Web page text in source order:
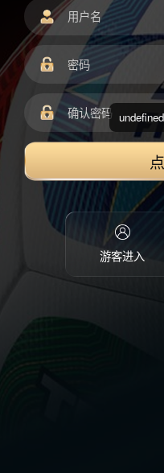
游客进入